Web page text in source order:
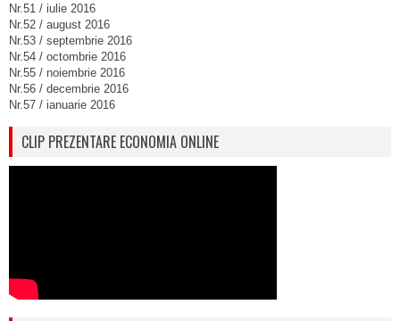
Nr.51 / iulie 2016
Nr.52 / august 2016
Nr.53 / septembrie 2016
Nr.54 / octombrie 2016
Nr.55 / noiembrie 2016
Nr.56 / decembrie 2016
Nr.57 / ianuarie 2016
CLIP PREZENTARE ECONOMIA ONLINE